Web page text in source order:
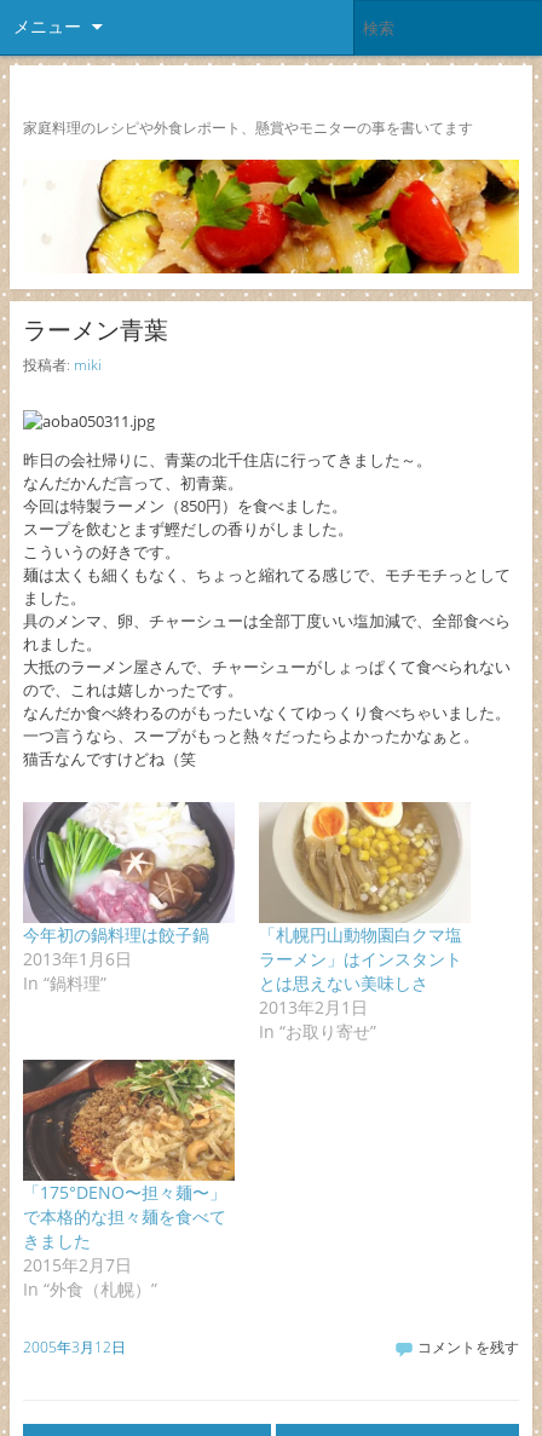
メニュー
家庭料理のレシピや外食レポート、懸賞やモニターの事を書いてます
ラーメン青葉
投稿者: miki
昨日の会社帰りに、青葉の北千住店に行ってきました～。
なんだかんだ言って、初青葉。
今回は特製ラーメン（850円）を食べました。
スープを飲むとまず鰹だしの香りがしました。
こういうの好きです。
麺は太くも細くもなく、ちょっと縮れてる感じで、モチモチっとして
ました。
具のメンマ、卵、チャーシューは全部丁度いい塩加減で、全部食べら
れました。
大抵のラーメン屋さんで、チャーシューがしょっぱくて食べられない
ので、これは嬉しかったです。
なんだか食べ終わるのがもったいなくてゆっくり食べちゃいました。
一つ言うなら、スープがもっと熱々だったらよかったかなぁと。
猫舌なんですけどね（笑
今年初の鍋料理は餃子鍋
2013年1月6日
In “鍋料理”
「札幌円山動物園白クマ塩
ラーメン」はインスタント
とは思えない美味しさ
2013年2月1日
In “お取り寄せ”
「175°DENO〜担々麺〜」
で本格的な担々麺を食べて
きました
2015年2月7日
In “外食（札幌）”
2005年3月12日 コメントを残す